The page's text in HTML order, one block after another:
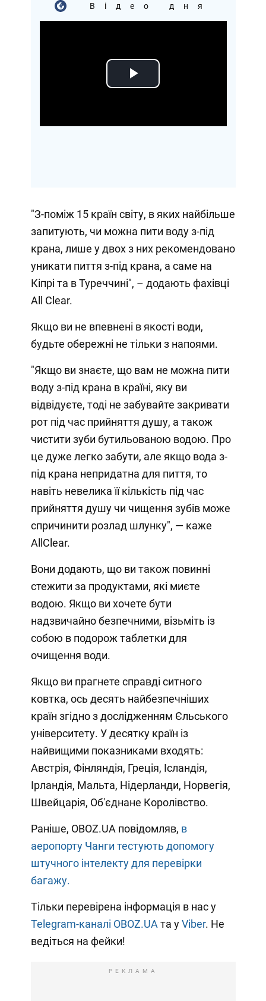
Відео дня
Play
"З-поміж 15 країн світу, в яких найбільше
запитують, чи можна пити воду з-під
крана, лише у двох з них рекомендовано
уникати пиття з-під крана, а саме на
Кіпрі та в Туреччині", – додають фахівці
All Clear.
Якщо ви не впевнені в якості води,
будьте обережні не тільки з напоями.
"Якщо ви знаєте, що вам не можна пити
воду з-під крана в країні, яку ви
відвідуєте, тоді не забувайте закривати
рот під час прийняття душу, а також
чистити зуби бутильованою водою. Про
це дуже легко забути, але якщо вода з-
під крана непридатна для пиття, то
навіть невелика її кількість під час
прийняття душу чи чищення зубів може
спричинити розлад шлунку", — каже
AllClear.
Вони додають, що ви також повинні
стежити за продуктами, які миєте
водою. Якщо ви хочете бути
надзвичайно безпечними, візьміть із
собою в подорож таблетки для
очищення води.
Якщо ви прагнете справді ситного
ковтка, ось десять найбезпечніших
країн згідно з дослідженням Єльського
університету. У десятку країн із
найвищими показниками входять:
Австрія, Фінляндія, Греція, Ісландія,
Ірландія, Мальта, Нідерланди, Норвегія,
Швейцарія, Об'єднане Королівство.
Раніше, OBOZ.UA повідомляв, в
аеропорту Чанги тестують допомогу
штучного інтелекту для перевірки
багажу.
Тільки перевірена інформація в нас у
Telegram-каналі OBOZ.UA та уViber. Не
ведіться на фейки!
РЕКЛАМА